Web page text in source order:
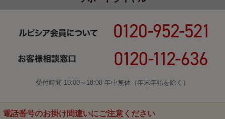
受付時間 10:00～18:00 年中無休（年末年始を除く）
電話番号のお掛け間違いにご注意ください